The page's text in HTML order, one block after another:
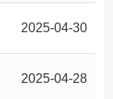
2025-04-30
2025-04-28